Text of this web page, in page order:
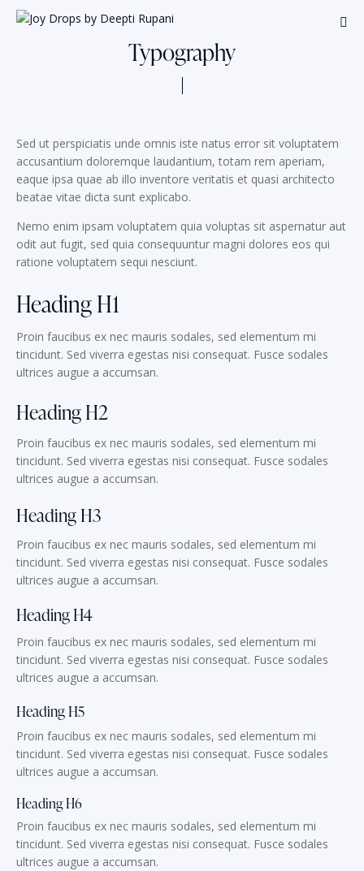
Typography
Sed ut perspiciatis unde omnis iste natus error sit voluptatem
accusantium doloremque laudantium, totam rem aperiam,
eaque ipsa quae ab illo inventore veritatis et quasi architecto
beatae vitae dicta sunt explicabo.
Nemo enim ipsam voluptatem quia voluptas sit aspernatur aut
odit aut fugit, sed quia consequuntur magni dolores eos qui
ratione voluptatem sequi nesciunt.
Heading H1
Proin faucibus ex nec mauris sodales, sed elementum mi
tincidunt. Sed viverra egestas nisi consequat. Fusce sodales
ultrices augue a accumsan.
Heading H2
Proin faucibus ex nec mauris sodales, sed elementum mi
tincidunt. Sed viverra egestas nisi consequat. Fusce sodales
ultrices augue a accumsan.
Heading H3
Proin faucibus ex nec mauris sodales, sed elementum mi
tincidunt. Sed viverra egestas nisi consequat. Fusce sodales
ultrices augue a accumsan.
Heading H4
Proin faucibus ex nec mauris sodales, sed elementum mi
tincidunt. Sed viverra egestas nisi consequat. Fusce sodales
ultrices augue a accumsan.
Heading H5
Proin faucibus ex nec mauris sodales, sed elementum mi
tincidunt. Sed viverra egestas nisi consequat. Fusce sodales
ultrices augue a accumsan.
Heading H6
Proin faucibus ex nec mauris sodales, sed elementum mi
tincidunt. Sed viverra egestas nisi consequat. Fusce sodales
ultrices augue a accumsan.